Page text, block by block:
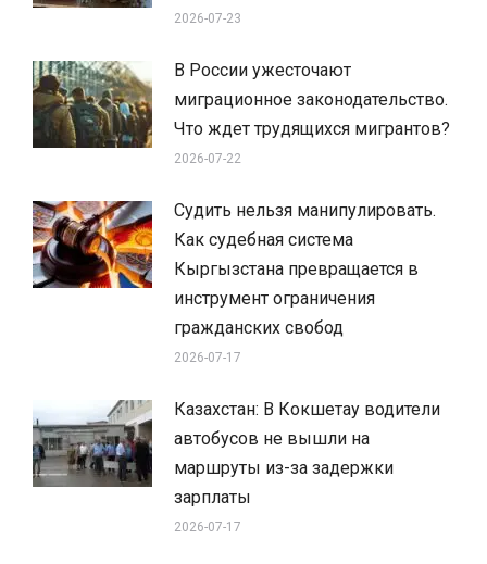
2026-07-23
В России ужесточают
миграционное законодательство.
Что ждет трудящихся мигрантов?
2026-07-22
Судить нельзя манипулировать.
Как судебная система
Кыргызстана превращается в
инструмент ограничения
гражданских свобод
2026-07-17
Казахстан: В Кокшетау водители
автобусов не вышли на
маршруты из-за задержки
зарплаты
2026-07-17